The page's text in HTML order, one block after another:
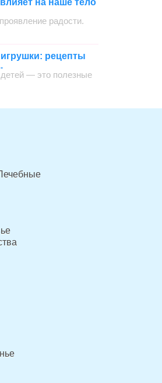
на наше тело
радости.
рецепты
— это полезные